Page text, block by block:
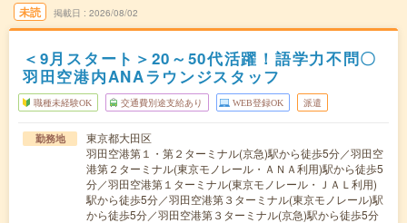
未読 掲載日 2026/08/02
＜9月スタート＞20～50代活躍！語学力不問〇
羽田空港内ANAラウンジスタッフ
職種未経験OK 交通費別途支給あり WEB登録OK 派遣
勤務地
東京都大田区
羽田空港第１・第２ターミナル(京急)駅から徒歩5分／羽田空
港第２ターミナル(東京モノレール・ＡＮＡ利用)駅から徒歩5
分／羽田空港第１ターミナル(東京モノレール・ＪＡＬ利用)
駅から徒歩5分／羽田空港第３ターミナル(東京モノレール)駅
から徒歩5分／羽田空港第３ターミナル(京急)駅から徒歩5分